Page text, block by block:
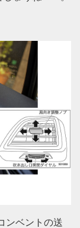
ンベントの送